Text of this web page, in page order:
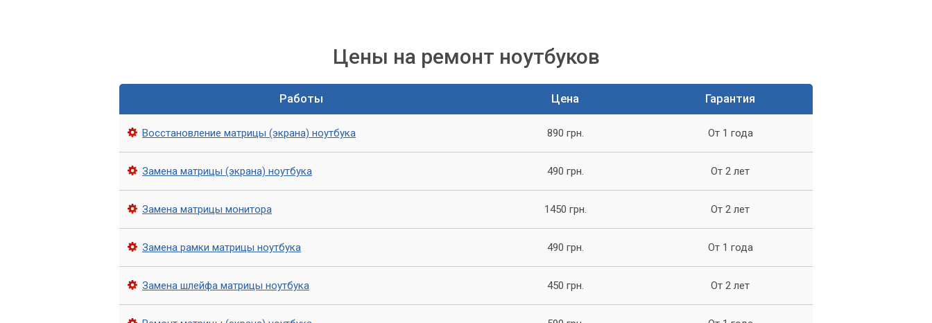
Обращайтесь в сервис «Компьютерный Мастер»
Восстановление матрицы ноутбука - это важная задача, которая требует профессионального подхода и
использования качественных материалов. Сервисный центр «Компьютерный Мастер» готов
Обращаясь к нам, вы можете быть уверены в качественном и быстром ремонте, а также получите
гарантию на все виды услуг. Кроме того, мы готовы предоставить вам дополнительные консультации по
Цены на ремонт ноутбуков
Работы Цена Гарантия
Восстановление матрицы (экрана) ноутбука 890 грн. От 1 года
Замена матрицы (экрана) ноутбука 490 грн. От 2 лет
Замена матрицы монитора 1450 грн. От 2 лет
Замена рамки матрицы ноутбука 490 грн. От 1 года
Замена шлейфа матрицы ноутбука 450 грн. От 2 лет